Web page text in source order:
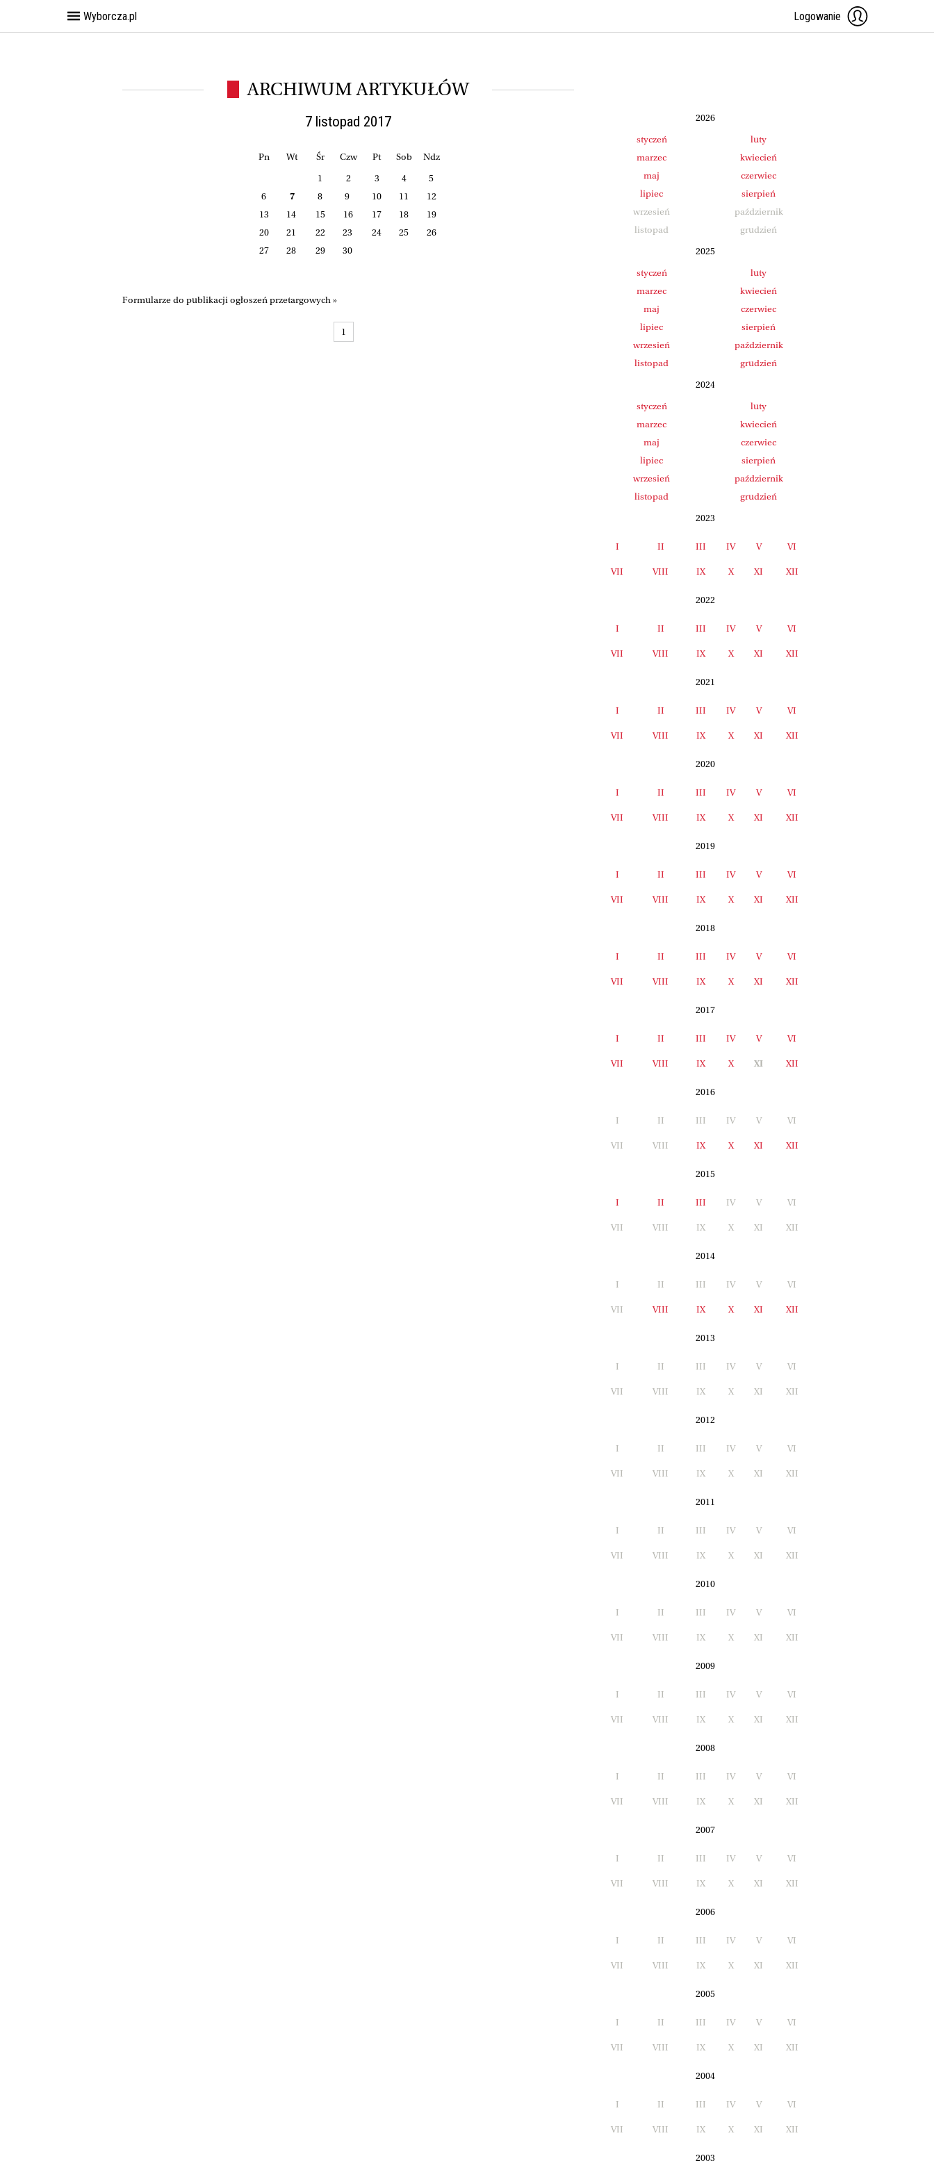
Wyborcza.pl Logowanie
ARCHIWUM ARTYKUŁÓW
7 listopad 2017
Pn Wt Śr Czw Pt Sob Ndz
1 2 3 4
5
6
7 8 9 10 11
12
13
14 15 16 17 18
19
20
21 22 23 24 25
26
27
28 29 30
Formularze do publikacji ogłoszeń przetargowych »
1
2026
styczeń
luty
marzec
kwiecień
maj
czerwiec
lipiec
sierpień
wrzesień
październik
listopad
grudzień
2025
styczeń
luty
marzec
kwiecień
maj
czerwiec
lipiec
sierpień
wrzesień
październik
listopad
grudzień
2024
styczeń
luty
marzec
kwiecień
maj
czerwiec
lipiec
sierpień
wrzesień
październik
listopad
grudzień
2023
I II III IV V VI
VII VIII IX X XI XII
2022
I II III IV V VI
VII VIII IX X XI XII
2021
I II III IV V VI
VII VIII IX X XI XII
2020
I II III IV V VI
VII VIII IX X XI XII
2019
I II III IV V VI
VII VIII IX X XI XII
2018
I II III IV V VI
VII VIII IX X XI XII
2017
I II III IV V VI
VII VIII IX X XI XII
2016
I II III IV V VI
VII VIII IX X XI XII
2015
I II III IV V VI
VII VIII IX X XI XII
2014
I II III IV V VI
VII VIII IX X XI XII
2013
I II III IV V VI
VII VIII IX X XI XII
2012
I II III IV V VI
VII VIII IX X XI XII
2011
I II III IV V VI
VII VIII IX X XI XII
2010
I II III IV V VI
VII VIII IX X XI XII
2009
I II III IV V VI
VII VIII IX X XI XII
2008
I II III IV V VI
VII VIII IX X XI XII
2007
I II III IV V VI
VII VIII IX X XI XII
2006
I II III IV V VI
VII VIII IX X XI XII
2005
I II III IV V VI
VII VIII IX X XI XII
2004
I II III IV V VI
VII VIII IX X XI XII
2003